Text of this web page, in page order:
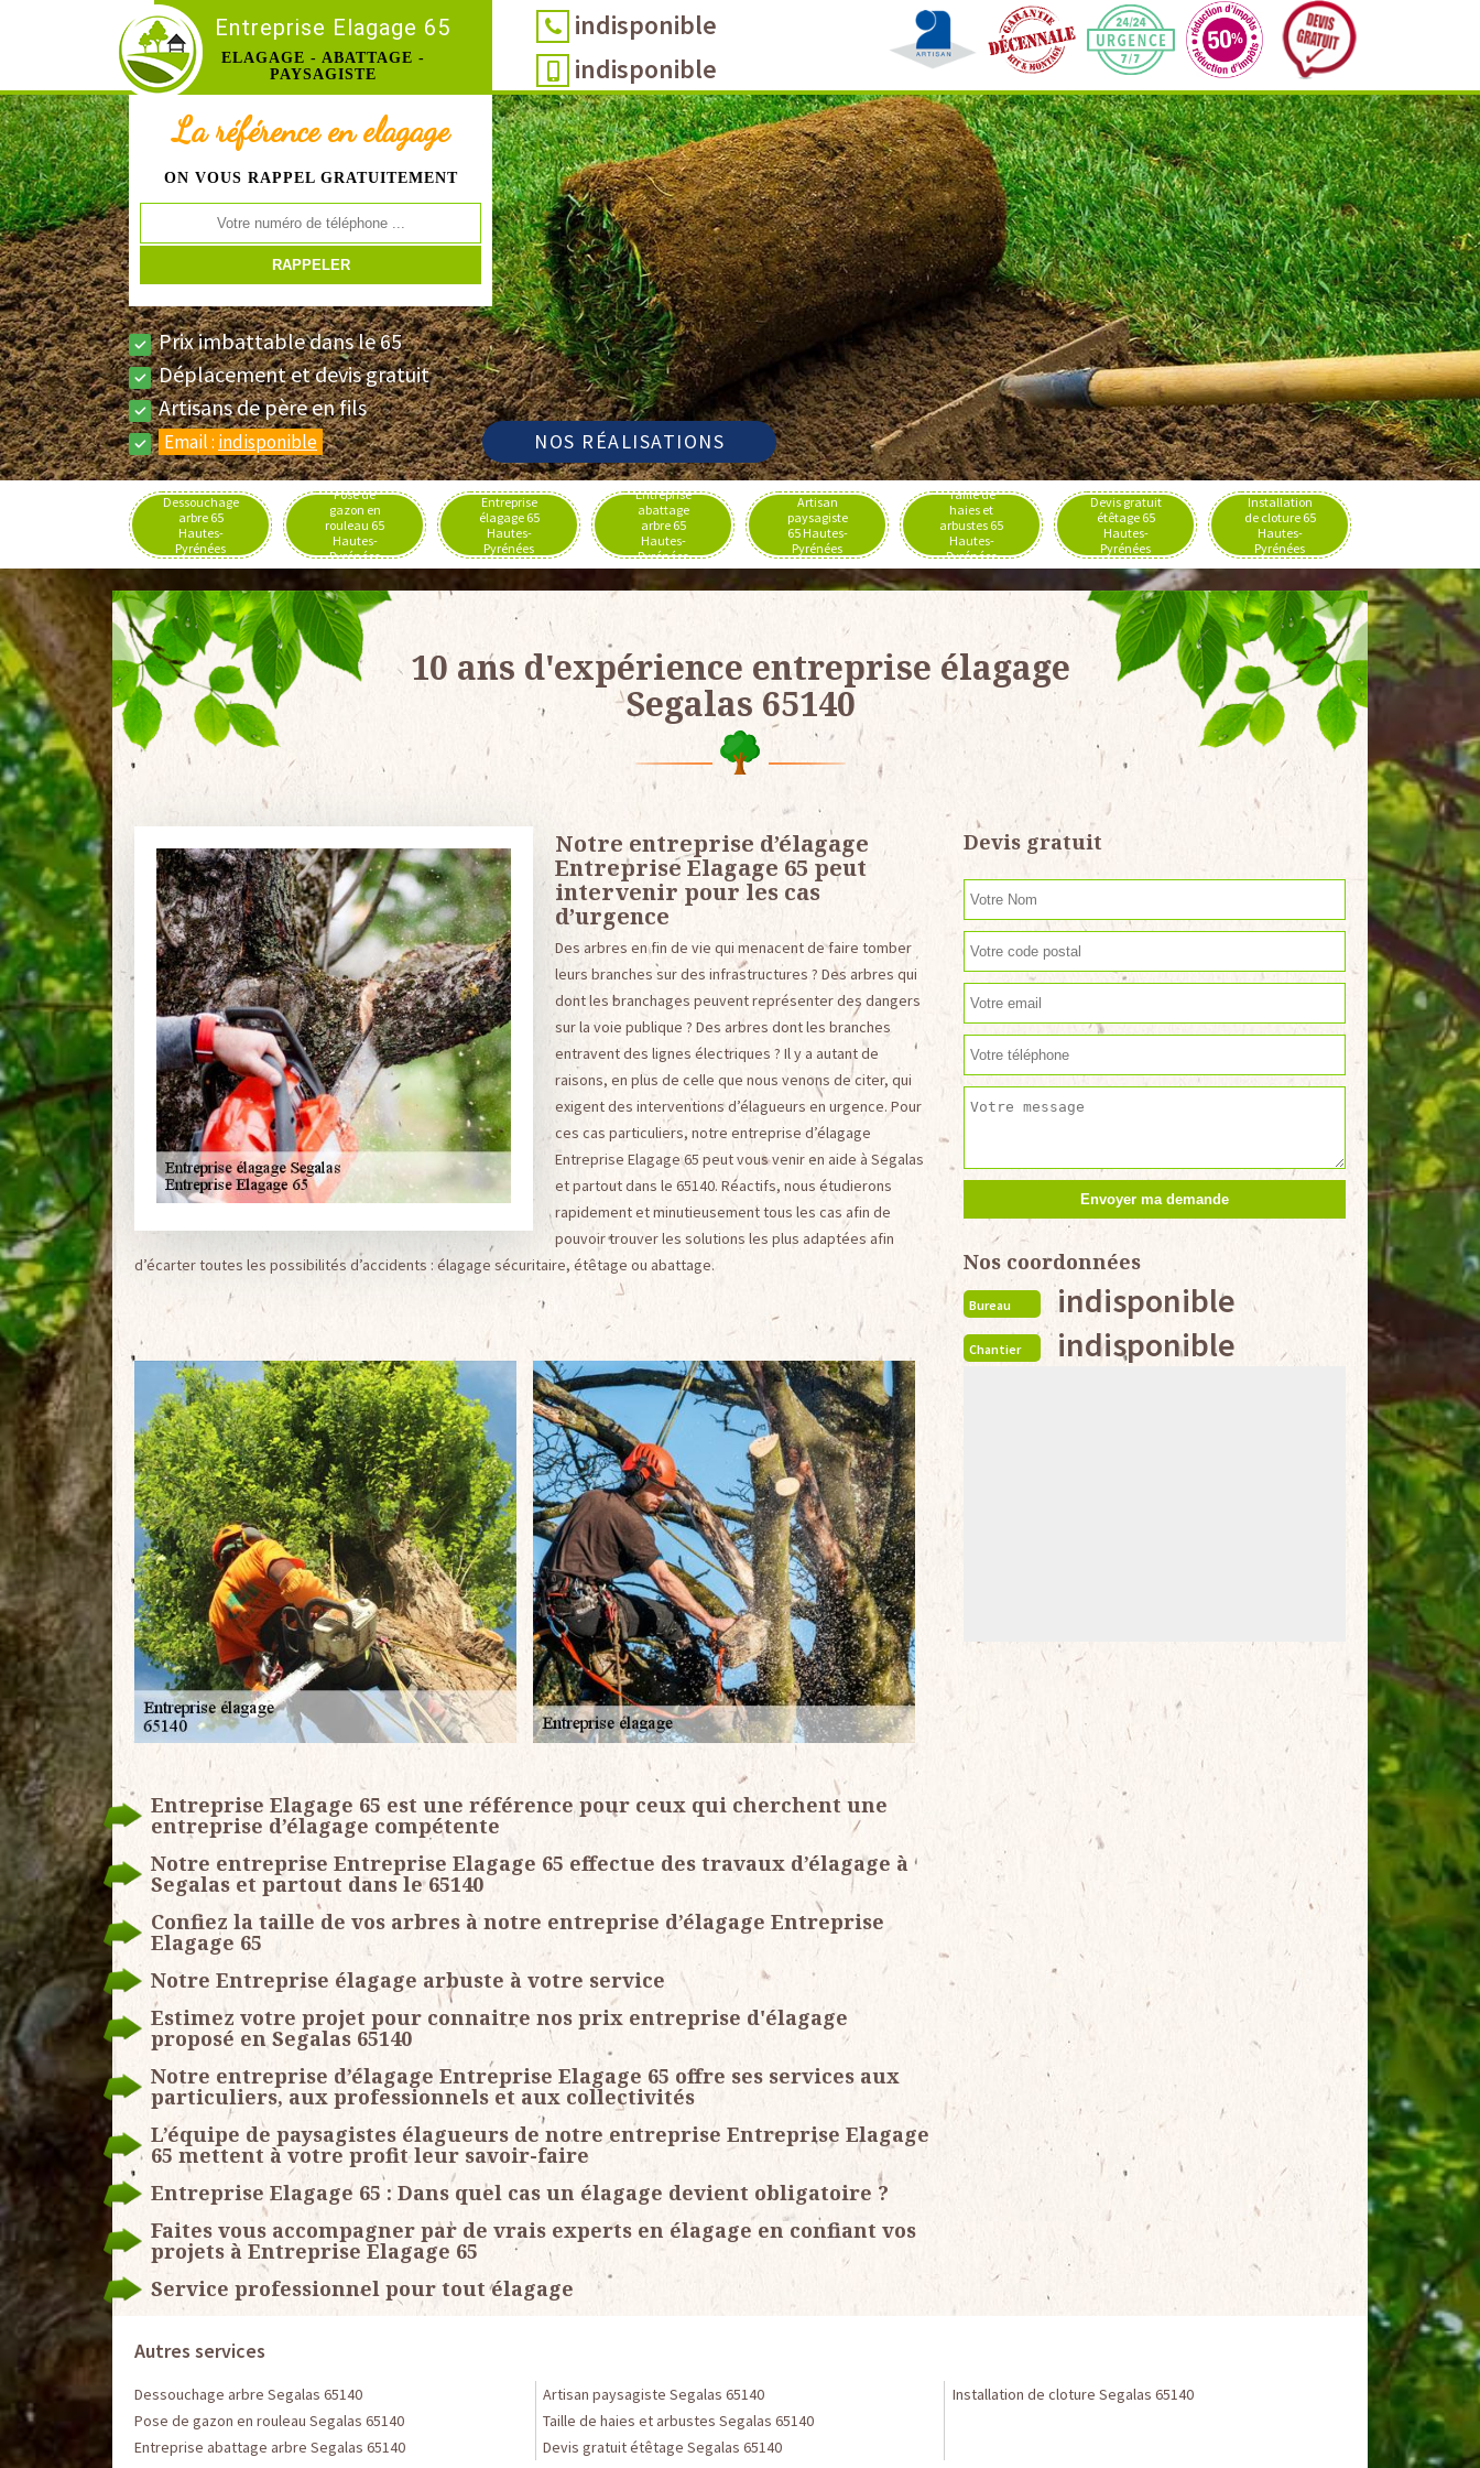
Entreprise Elagage 65
ELAGAGE - ABATTAGE -
PAYSAGISTE
indisponible
indisponible
La référence en elagage
ON VOUS RAPPEL GRATUITEMENT
Prix imbattable dans le 65
Déplacement et devis gratuit
Artisans de père en fils
Email : indisponible NOS RÉALISATIONS
Dessouchage
arbre 65
Hautes-
Pyrénées
Pose de
gazon en
rouleau 65
Hautes-
Pyrénées
Entreprise
élagage 65
Hautes-
Pyrénées
Entreprise
abattage
arbre 65
Hautes-
Pyrénées
Artisan
paysagiste
65 Hautes-
Pyrénées
Taille de
haies et
arbustes 65
Hautes-
Pyrénées
Devis gratuit
étêtage 65
Hautes-
Pyrénées
Installation
de cloture 65
Hautes-
Pyrénées
10 ans d'expérience entreprise élagage
Segalas 65140
Notre entreprise d’élagage
Entreprise Elagage 65 peut
intervenir pour les cas
d’urgence
Des arbres en fin de vie qui menacent de faire tomber
leurs branches sur des infrastructures ? Des arbres qui
dont les branchages peuvent représenter des dangers
sur la voie publique ? Des arbres dont les branches
entravent des lignes électriques ? Il y a autant de
raisons, en plus de celle que nous venons de citer, qui
exigent des interventions d’élagueurs en urgence. Pour
ces cas particuliers, notre entreprise d’élagage
Entreprise Elagage 65 peut vous venir en aide à Segalas
et partout dans le 65140. Réactifs, nous étudierons
rapidement et minutieusement tous les cas afin de
pouvoir trouver les solutions les plus adaptées afin
d’écarter toutes les possibilités d’accidents : élagage sécuritaire, étêtage ou abattage.
Entreprise Elagage 65 est une référence pour ceux qui cherchent une
entreprise d’élagage compétente
Notre entreprise Entreprise Elagage 65 effectue des travaux d’élagage à
Segalas et partout dans le 65140
Confiez la taille de vos arbres à notre entreprise d’élagage Entreprise
Elagage 65
Notre Entreprise élagage arbuste à votre service
Estimez votre projet pour connaitre nos prix entreprise d'élagage
proposé en Segalas 65140
Notre entreprise d’élagage Entreprise Elagage 65 offre ses services aux
particuliers, aux professionnels et aux collectivités
L’équipe de paysagistes élagueurs de notre entreprise Entreprise Elagage
65 mettent à votre profit leur savoir-faire
Entreprise Elagage 65 : Dans quel cas un élagage devient obligatoire ?
Faites vous accompagner par de vrais experts en élagage en confiant vos
projets à Entreprise Elagage 65
Service professionnel pour tout élagage
Devis gratuit
Nos coordonnées
Bureau indisponible
Chantier indisponible
Autres services
Dessouchage arbre Segalas 65140
Pose de gazon en rouleau Segalas 65140
Entreprise abattage arbre Segalas 65140
Artisan paysagiste Segalas 65140
Taille de haies et arbustes Segalas 65140
Devis gratuit étêtage Segalas 65140
Installation de cloture Segalas 65140